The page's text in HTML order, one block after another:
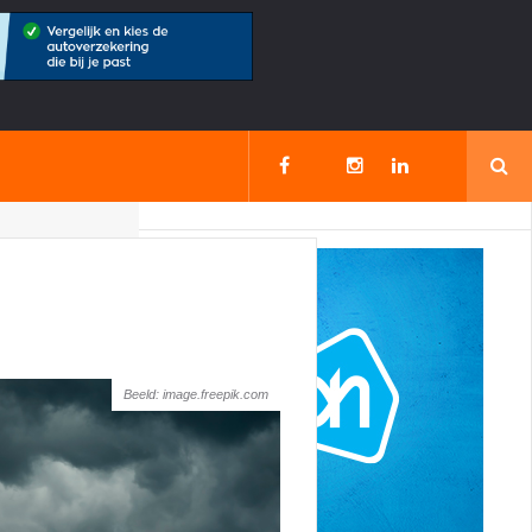
Beeld: image.freepik.com